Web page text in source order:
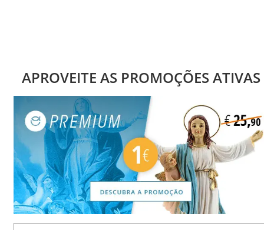
APROVEITE AS PROMOÇÕES ATIVAS